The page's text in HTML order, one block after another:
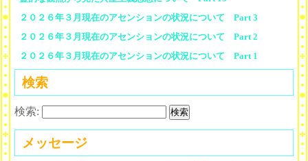
２０２６年３月現在のアセンションの状況について Part 3
２０２６年３月現在のアセンションの状況について Part 2
２０２６年３月現在のアセンションの状況について Part 1
検索
検索:
メッセージ